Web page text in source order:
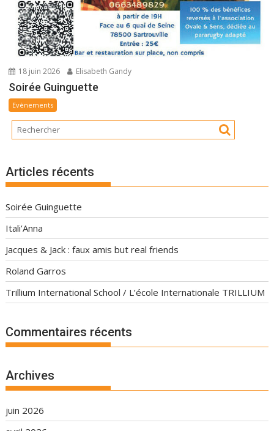
18 juin 2026 Elisabeth Gandy
Soirée Guinguette
Evènements
Articles récents
Soirée Guinguette
Itali’Anna
Jacques & Jack : faux amis but real friends
Roland Garros
Trillium International School / L’école Internationale TRILLIUM
Commentaires récents
Archives
juin 2026